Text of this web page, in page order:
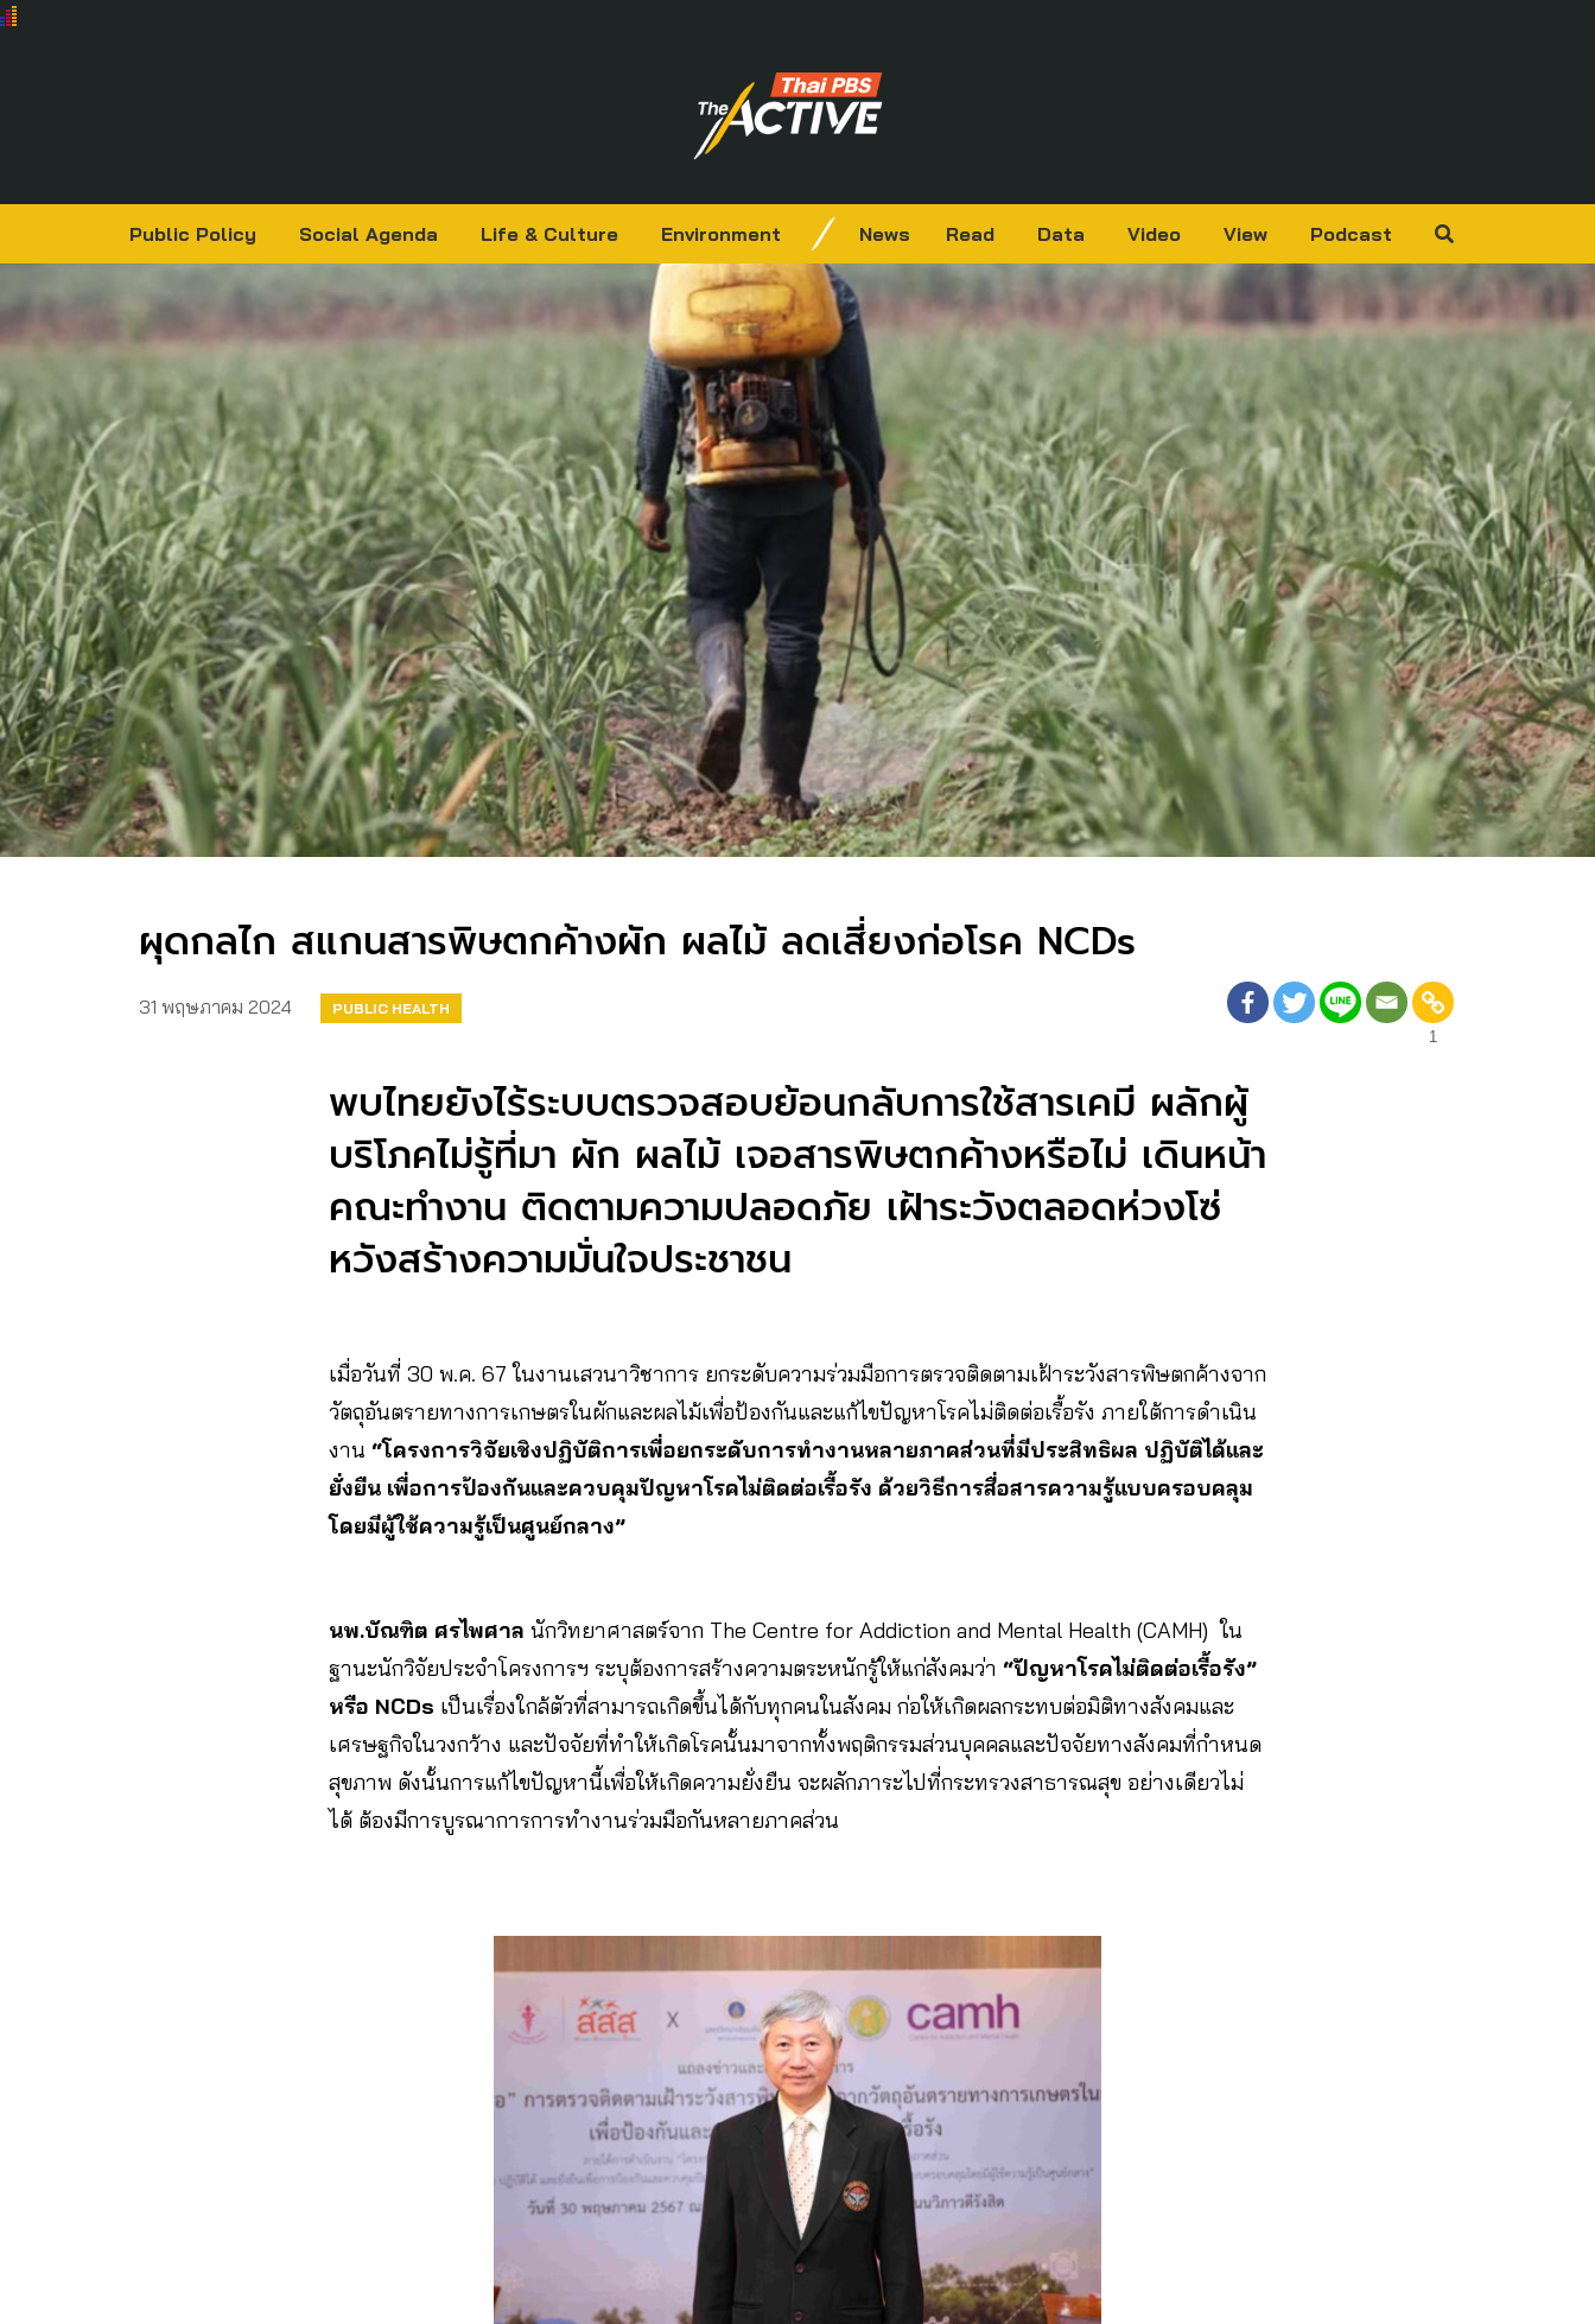
Public Policy Social Agenda Life & Culture Environment News Read Data Video View Podcast
ผุดกลไก สแกนสารพิษตกค้างผัก ผลไม้ ลดเสี่ยงก่อโรค NCDs
31 พฤษภาคม 2024
PUBLIC HEALTH
1
พบไทยยังไร้ระบบตรวจสอบย้อนกลับการใช้สารเคมี ผลักผู้
บริโภคไม่รู้ที่มา ผัก ผลไม้ เจอสารพิษตกค้างหรือไม่ เดินหน้า
คณะทำงาน ติดตามความปลอดภัย เฝ้าระวังตลอดห่วงโซ่
หวังสร้างความมั่นใจประชาชน
เมื่อวันที่ 30 พ.ค. 67 ในงานเสวนาวิชาการ ยกระดับความร่วมมือการตรวจติดตามเฝ้าระวังสารพิษตกค้างจาก
วัตถุอันตรายทางการเกษตรในผักและผลไม้เพื่อป้องกันและแก้ไขปัญหาโรคไม่ติดต่อเรื้อรัง ภายใต้การดำเนิน
งาน “โครงการวิจัยเชิงปฏิบัติการเพื่อยกระดับการทำงานหลายภาคส่วนที่มีประสิทธิผล ปฏิบัติได้และ
ยั่งยืน เพื่อการป้องกันและควบคุมปัญหาโรคไม่ติดต่อเรื้อรัง ด้วยวิธีการสื่อสารความรู้แบบครอบคลุม
โดยมีผู้ใช้ความรู้เป็นศูนย์กลาง”
นพ.บัณฑิต ศรไพศาล นักวิทยาศาสตร์จาก The Centre for Addiction and Mental Health (CAMH) ใน
ฐานะนักวิจัยประจำโครงการฯ ระบุต้องการสร้างความตระหนักรู้ให้แก่สังคมว่า “ปัญหาโรคไม่ติดต่อเรื้อรัง”
หรือ NCDs เป็นเรื่องใกล้ตัวที่สามารถเกิดขึ้นได้กับทุกคนในสังคม ก่อให้เกิดผลกระทบต่อมิติทางสังคมและ
เศรษฐกิจในวงกว้าง และปัจจัยที่ทำให้เกิดโรคนั้นมาจากทั้งพฤติกรรมส่วนบุคคลและปัจจัยทางสังคมที่กำหนด
สุขภาพ ดังนั้นการแก้ไขปัญหานี้เพื่อให้เกิดความยั่งยืน จะผลักภาระไปที่กระทรวงสาธารณสุข อย่างเดียวไม่
ได้ ต้องมีการบูรณาการการทำงานร่วมมือกันหลายภาคส่วน